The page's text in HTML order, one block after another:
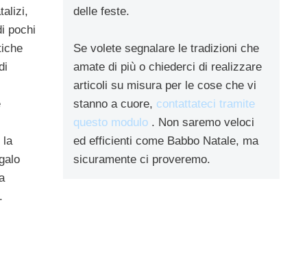
pochi
la
delle feste.
Se volete segnalare le tradizioni che
amate di più o chiederci di realizzare
articoli su misura per le cose che vi
stanno a cuore, contattateci tramite
questo modulo . Non saremo veloci
ed efficienti come Babbo Natale, ma
sicuramente ci proveremo.